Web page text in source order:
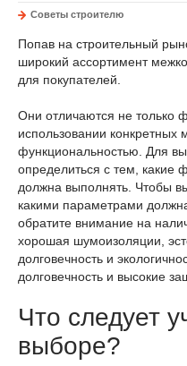
Советы строителю
Попав на строительный
широкий ассортимент
для покупателей.
Они отличаются не только
использовании конкретных
функциональностью. Для
определиться с тем, какие
должна выполнять. Чтобы
какими параметрами
обратите внимание на
хорошая шумоизоляции,
долговечность и
долговечность и высокие
Что следует
выборе?